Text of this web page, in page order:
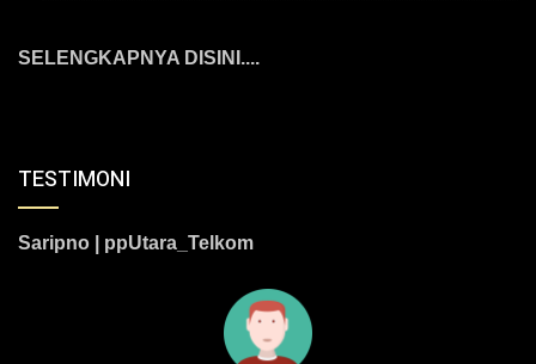
SELENGKAPNYA DISINI....
TESTIMONI
Saripno | ppUtara_Telkom